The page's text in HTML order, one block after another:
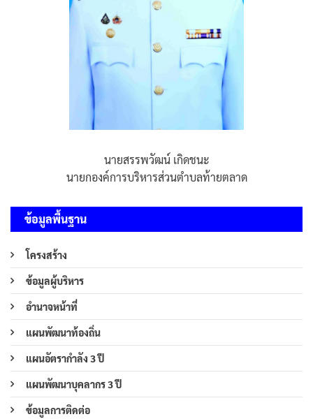
นายสรรพวัฒน์ เกิดชนะ
นายกองค์การบริหารส่วนตำบลท้ายตลาด
ข้อมูลพื้นฐาน
โครงสร้าง
ข้อมูลผู้บริหาร
อำนาจหน้าที่
แผนพัฒนาท้องถิ่น
แผนอัตรากำลัง 3 ปี
แผนพัฒนาบุคลากร 3 ปี
ข้อมูลการติดต่อ